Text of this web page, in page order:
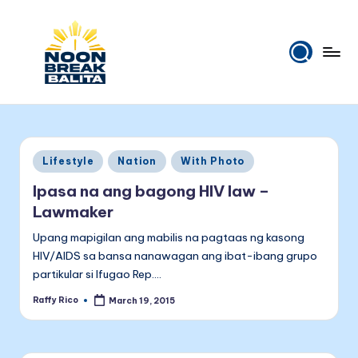
o
n
B
e
a
k
tuwing
tanghali.
Posted
in
Lifestyle Nation With Photo
Ipasa na ang bagong HIV law –
Lawmaker
Upang mapigilan ang mabilis na pagtaas ng kasong
HIV/AIDS sa bansa nanawagan ang ibat-ibang grupo
partikular si Ifugao Rep.…
Posted
Raffy Rico March 19, 2015